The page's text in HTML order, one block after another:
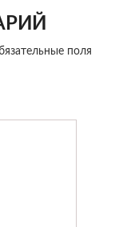
поля